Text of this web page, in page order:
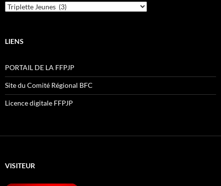
Catégories
LIENS
PORTAIL DE LA FFPJP
Site du Comité Régional BFC
Licence digitale FFPJP
VISITEUR